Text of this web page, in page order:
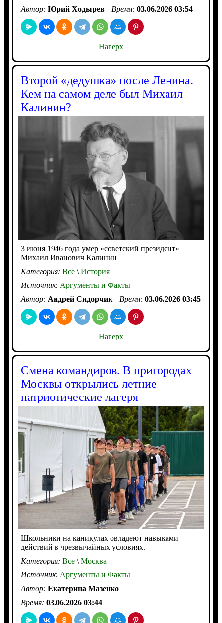
Автор: Юрий Ходырев Время: 03.06.2026 03:54
Наверх
Второй «дедушка» после Ленина.
Кем на самом деле был Михаил
Калинин?
3 июня 1946 года умер «советский президент»
Михаил Иванович Калинин
Категория: Все\История
Источник: Аргументы и Факты
Автор: Андрей Сидорчик Время: 03.06.2026 03:45
Наверх
Смена командиров. В пригородах
Москвы открылись летние
патриотические лагеря
Школьники на каникулах овладеют навыками
действий в чрезвычайных условиях.
Категория: Все\Москва
Источник: Аргументы и Факты
Автор: Екатерина Мазенко
Время: 03.06.2026 03:44